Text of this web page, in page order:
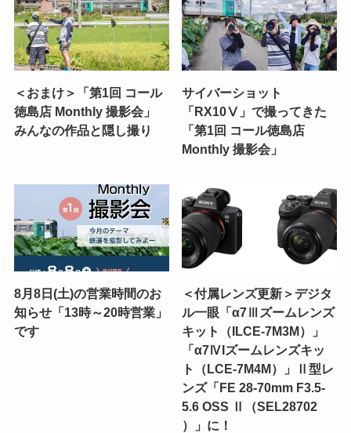
＜おまけ＞「第1回 コール
徳島店 Monthly 撮影会」
みんなの作品と隠し撮り
サイバーショット
「RX10Ⅴ」で撮ってきた
「第1回 コール徳島店
Monthly 撮影会」
8月8日(土)の営業時間のお
知らせ「13時～20時営業」
です
＜付属レンズ更新＞デジタ
ル一眼「α7Ⅲズームレンズ
キット（ILCE-7M3M）」
「α7ⅣIズームレンズキッ
ト（LCE-7M4M）」Ⅱ型レ
ンズ「FE 28-70mm F3.5-
5.6 OSS Ⅱ（SEL28702
）」に！